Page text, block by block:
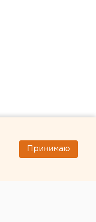
Принимаю